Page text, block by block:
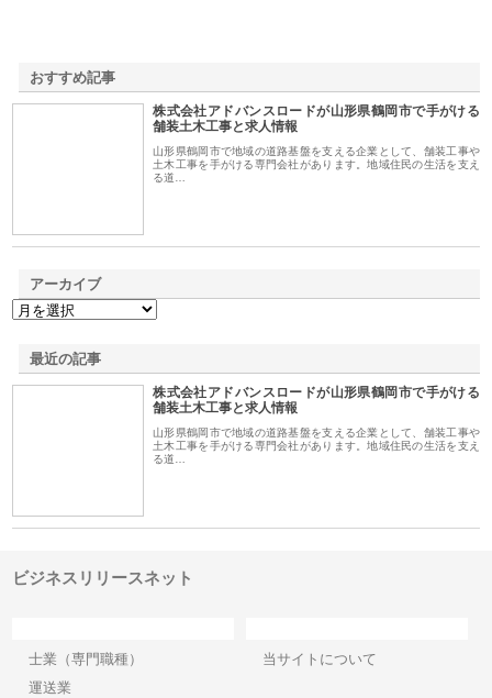
おすすめ記事
株式会社アドバンスロードが山形県鶴岡市で手がける
舗装土木工事と求人情報
山形県鶴岡市で地域の道路基盤を支える企業として、舗装工事や
土木工事を手がける専門会社があります。地域住民の生活を支え
る道…
アーカイブ
最近の記事
株式会社アドバンスロードが山形県鶴岡市で手がける
舗装土木工事と求人情報
山形県鶴岡市で地域の道路基盤を支える企業として、舗装工事や
土木工事を手がける専門会社があります。地域住民の生活を支え
る道…
ビジネスリリースネット
士業（専門職種）
運送業
当サイトについて